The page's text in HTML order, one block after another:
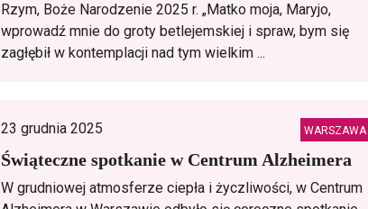
Rzym, Boże Narodzenie 2025 r. „Matko moja, Maryjo,
wprowadź mnie do groty betlejemskiej i spraw, bym się
zagłębił w kontemplacji nad tym wielkim ...
23 grudnia 2025 WARSZAWA
Świąteczne spotkanie w Centrum Alzheimera
W grudniowej atmosferze ciepła i życzliwości, w Centrum